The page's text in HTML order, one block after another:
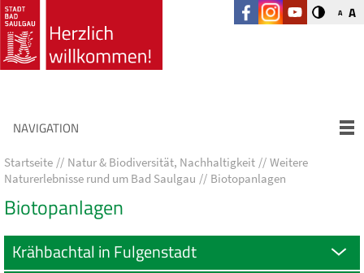
A A
NAVIGATION
Startseite Natur & Biodiversität, Nachhaltigkeit
Weitere
Naturerlebnisse rund um Bad Saulgau
Biotopanlagen
Biotopanlagen
Krähbachtal in Fulgenstadt